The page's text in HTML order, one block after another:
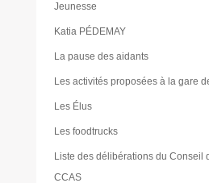
Jeunesse
Katia PÉDEMAY
La pause des aidants
Les activités proposées à la gare
Les Élus
Les foodtrucks
Liste des délibérations du Conseil
CCAS